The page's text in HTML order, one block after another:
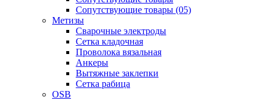
Сопутствующие товары (05)
Метизы
Сварочные электроды
Сетка кладочная
Проволока вязальная
Анкеры
Вытяжные заклепки
Сетка рабица
OSB